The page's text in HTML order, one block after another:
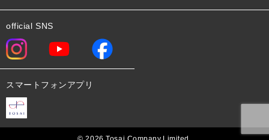
official SNS
スマートフォンアプリ